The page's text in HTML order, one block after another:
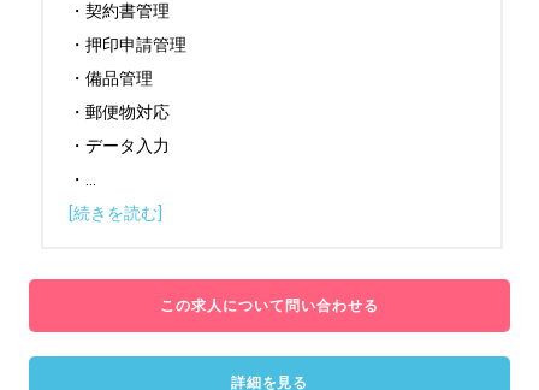
・契約書管理
・押印申請管理
・備品管理
・郵便物対応
・データ入力
・
[続きを読む]
この求人について問い合わせる
詳細を見る